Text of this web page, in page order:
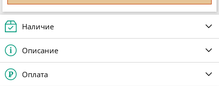
Наличие
Описание
Оплата